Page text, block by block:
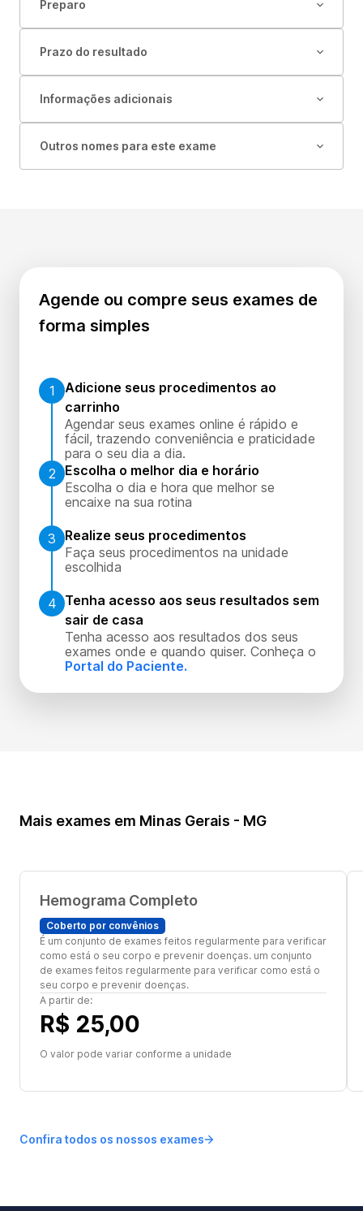
Preparo
Prazo do resultado
Informações adicionais
Outros nomes para este exame
Agende ou compre seus exames de
forma simples
1
Adicione seus procedimentos ao
carrinho
Agendar seus exames online é rápido e
fácil, trazendo conveniência e praticidade
para o seu dia a dia.
2
Escolha o melhor dia e horário
Escolha o dia e hora que melhor se
encaixe na sua rotina
3
Realize seus procedimentos
Faça seus procedimentos na unidade
escolhida
4 Tenha acesso aos seus resultados sem
sair de casa
Tenha acesso aos resultados dos seus
exames onde e quando quiser. Conheça o
Portal do Paciente.
Mais exames em Minas Gerais - MG
Hemograma Completo
Coberto por convênios
É um conjunto de exames feitos regularmente para verificar
como está o seu corpo e prevenir doenças. um conjunto
de exames feitos regularmente para verificar como está o
seu corpo e prevenir doenças.
A partir de:
R$ 25,00
O valor pode variar conforme a unidade
Confira todos os nossos exames